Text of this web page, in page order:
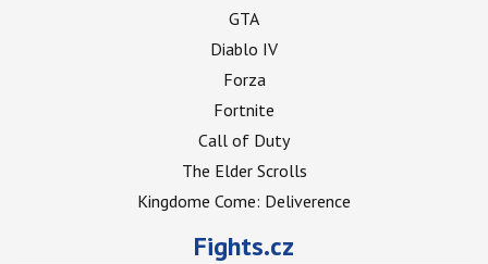
GTA
Diablo IV
Forza
Fortnite
Call of Duty
The Elder Scrolls
Kingdome Come: Deliverence
Fights.cz